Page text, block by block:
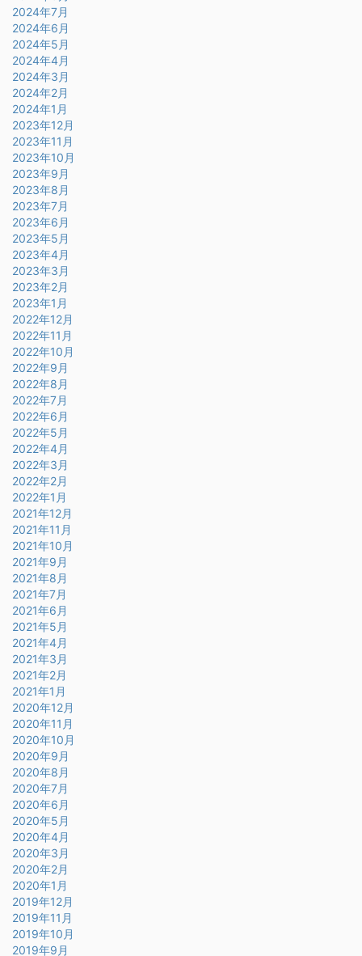
2024年7月
2024年6月
2024年5月
2024年4月
2024年3月
2024年2月
2024年1月
2023年12月
2023年11月
2023年10月
2023年9月
2023年8月
2023年7月
2023年6月
2023年5月
2023年4月
2023年3月
2023年2月
2023年1月
2022年12月
2022年11月
2022年10月
2022年9月
2022年8月
2022年7月
2022年6月
2022年5月
2022年4月
2022年3月
2022年2月
2022年1月
2021年12月
2021年11月
2021年10月
2021年9月
2021年8月
2021年7月
2021年6月
2021年5月
2021年4月
2021年3月
2021年2月
2021年1月
2020年12月
2020年11月
2020年10月
2020年9月
2020年8月
2020年7月
2020年6月
2020年5月
2020年4月
2020年3月
2020年2月
2020年1月
2019年12月
2019年11月
2019年10月
2019年9月